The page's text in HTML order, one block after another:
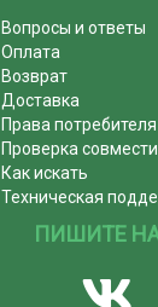
Вопросы и ответы
Оплата
Возврат
Доставка
Права потребителя
Проверка
Как искать
Техническая
ПИШИТЕ